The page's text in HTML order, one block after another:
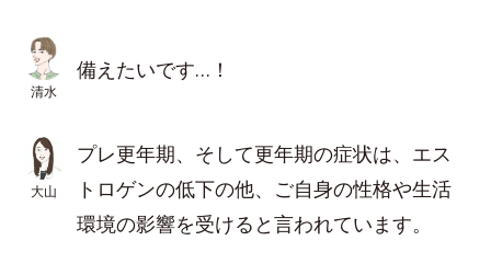
清水
備えたいです…！
大山
プレ更年期、そして更年期の症状は、エス
トロゲンの低下の他、ご自身の性格や生活
環境の影響を受けると言われています。